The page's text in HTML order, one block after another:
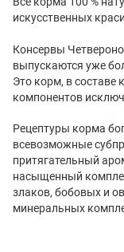
искусственных
Консервы
выпускаются уже
Это корм, в составе
компонентов
Рецептуры корма
всевозможные
притягательный
насыщенный
злаков, бобовых и
минеральных